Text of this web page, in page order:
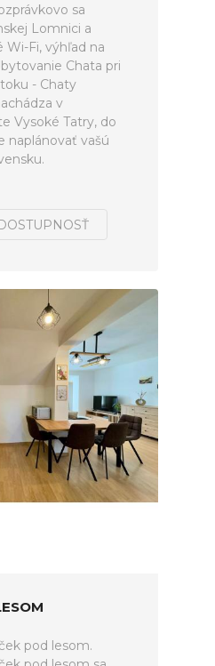
sa
Lomnici a
Wi-Fi, výhľad na
Chata pri
- Chaty
v
Vysoké Tatry, do
naplánovať vašú
pod lesom.